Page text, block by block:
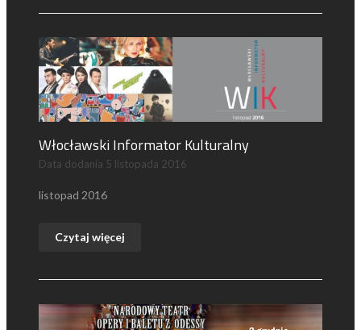
Włocławski Informator Kulturalny
Data dodania 5 listopada 2016
listopad 2016
Czytaj więcej